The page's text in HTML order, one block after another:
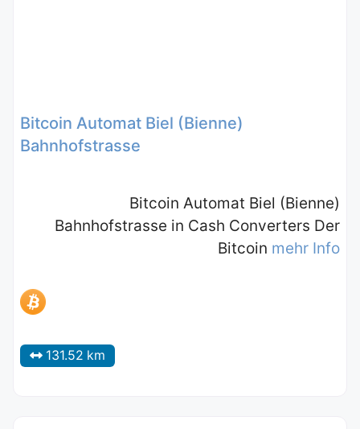
Bitcoin Automat Biel (Bienne)
Bahnhofstrasse
Bitcoin Automat Biel (Bienne)
Bahnhofstrasse in Cash Converters Der
Bitcoin mehr Info
131.52 km